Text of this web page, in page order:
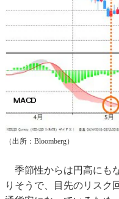
（出所：Bloomberg）
季節性からは円高にも
りそうで、目先のリスク